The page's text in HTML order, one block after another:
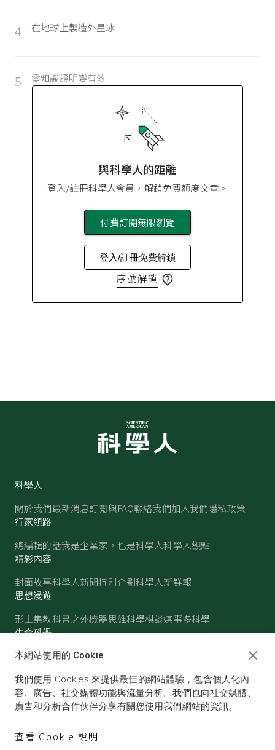
4 在地球上製造外星冰
5 零知識證明變有效
與科學人的距離
登入/註冊科學人會員，解鎖免費額度文章。
付費訂閱無限瀏覽
登入/註冊免費解鎖
序號解鎖
科學人
關於我們最新消息訂閱與FAQ聯絡我們加入我們隱私政策
行家領路
總編輯的話我是企業家，也是科學人科學人觀點
精彩內容
封面故事科學人新聞特別企劃科學人新鮮報
思想漫遊
形上集教科書之外機器思維科學棋談媒事多科學
生命科學
醫學古生物心理學生態學
物理 化學地球科學天文
本網站使用的 Cookie
我們使用 Cookies 來提供最佳的網站體驗，包含個人化內
容、廣告、社交媒體功能與流量分析。我們也向社交媒體、
廣告和分析合作伙伴分享有關您使用我們網站的資訊。
查看 Cookie 說明